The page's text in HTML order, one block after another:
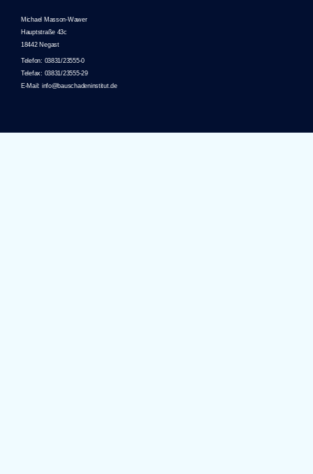
Michael Masson-Wawer
Hauptstraße 43c
18442 Negast
Telefon: 03831/23555-0
Telefax: 03831/23555-29
E-Mail: info@bauschadeninstitut.de